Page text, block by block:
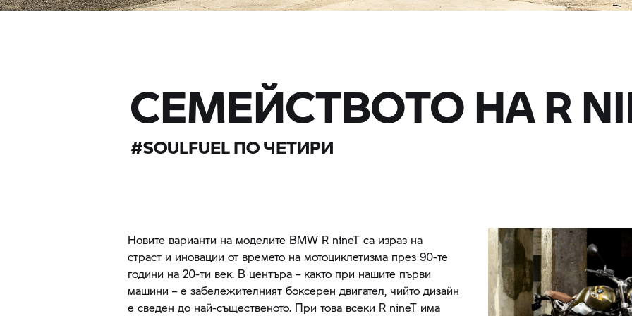
СЕМЕЙСТВОТО НАR
#SOULFUEL ПО ЧЕТИРИ
Новите варианти на моделите BMW R nineT са израз на
страст и иновации от времето на мотоциклетизма през 90-те
години на 20-ти век. В центъра – както при нашите първи
машини – е забележителният боксерен двигател, чийто дизайн
е сведен до най-същественото. При това всеки R nineT има